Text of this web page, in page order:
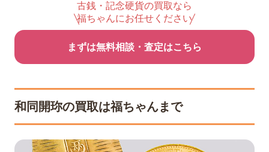
古銭・記念硬貨の買取なら
福ちゃんにお任せください
まずは無料相談・査定はこちら
和同開珎の買取は福ちゃんまで